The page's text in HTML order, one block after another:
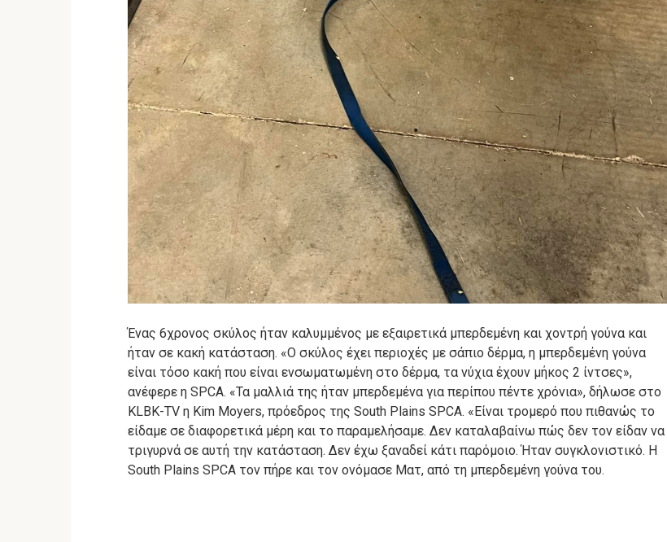
Ένας 6χρονος σκύλος ήταν καλυμμένος με εξαιρετικά μπερδεμένη και χοντρή γούνα και
ήταν σε κακή κατάσταση. «Ο σκύλος έχει περιοχές με σάπιο δέρμα, η μπερδεμένη γούνα
είναι τόσο κακή που είναι ενσωματωμένη στο δέρμα, τα νύχια έχουν μήκος 2 ίντσες»,
ανέφερε η SPCA. «Τα μαλλιά της ήταν μπερδεμένα για περίπου πέντε χρόνια», δήλωσε στο
KLBK-TV η Kim Moyers, πρόεδρος της South Plains SPCA. «Είναι τρομερό που πιθανώς το
είδαμε σε διαφορετικά μέρη και το παραμελήσαμε. Δεν καταλαβαίνω πώς δεν τον είδαν να
τριγυρνά σε αυτή την κατάσταση. Δεν έχω ξαναδεί κάτι παρόμοιο. Ήταν συγκλονιστικό. Η
South Plains SPCA τον πήρε και τον ονόμασε Ματ, από τη μπερδεμένη γούνα του.